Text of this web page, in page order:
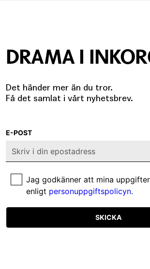
DRAMA I
Det händer mer än du tror.
Få det samlat i vårt nyhetsbrev.
E-POST
Jag godkänner att mina
enligt personuppgiftspolicyn.
SKICKA